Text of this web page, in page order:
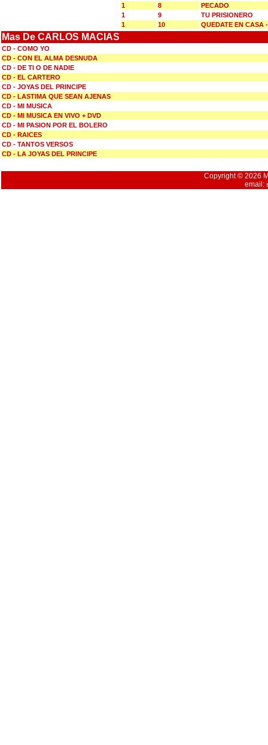
1
8
PECADO
1
9
TU PRISIONERO
1
10 QUEDATE EN CASA
Mas De CARLOS MACIAS
CD - COMO YO
CD - CON EL ALMA DESNUDA
CD - DE TI O DE NADIE
CD - EL CARTERO
CD - JOYAS DEL PRINCIPE
CD - LASTIMA QUE SEAN AJENAS
CD - MI MUSICA
CD - MI MUSICA EN VIVO + DVD
CD - MI PASION POR EL BOLERO
CD - RAICES
CD - TANTOS VERSOS
CD - LA JOYAS DEL PRINCIPE
Copyright © 2026
email: